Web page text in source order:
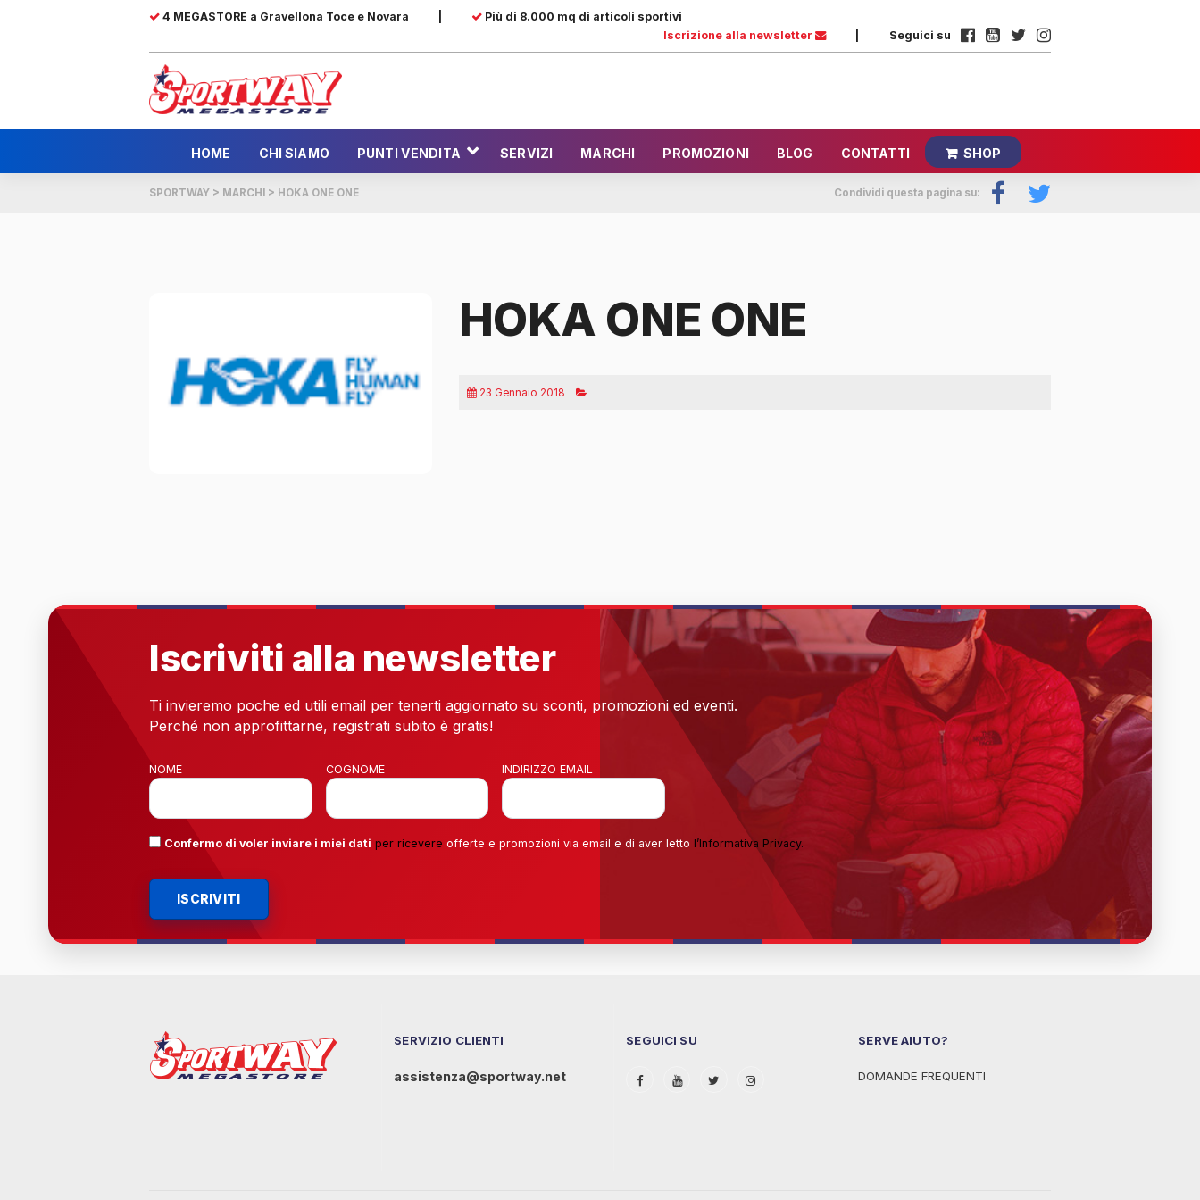
4 MEGASTORE a Gravellona Toce e Novara
Più di 8.000 mq di articoli sportivi
Iscrizione alla newsletter
Seguici su
HOME CHI SIAMO PUNTI VENDITA SERVIZI MARCHI PROMOZIONI BLOG CONTATTI SHOP
SPORTWAY > MARCHI > HOKA ONE ONE Condividi questa pagina su:
HOKA ONE ONE
23 Gennaio 2018
Iscriviti alla newsletter
Ti invieremo poche ed utili email per tenerti aggiornato su sconti, promozioni ed eventi.
Perché non approfittarne, registrati subito è gratis!
NOME COGNOME INDIRIZZO EMAIL
Confermo di voler inviare i miei dati per ricevere offerte e promozioni via email e di aver letto l’Informativa Privacy.
ISCRIVITI
SERVIZIO CLIENTI
assistenza@sportway.net
SEGUICI SU SERVE AIUTO?
DOMANDE FREQUENTI